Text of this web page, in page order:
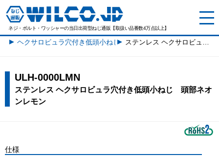
ネジ・ボルト・ワッシャーの当日出荷型ねじ通販【取扱い品番数4万点以上】
ヘクサロビュラ穴付き低頭小ねじ一覧
ULH-0000LMN
ステンレス ヘクサロビュラ穴付き低頭小ねじ 頭部ネオ
ンレモン
仕様